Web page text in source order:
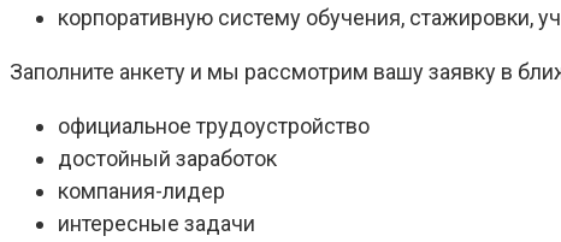
корпоративную систему обучения, стажировки,
Заполните анкету и мы рассмотрим вашу заявку в
официальное трудоустройство
достойный заработок
компания-лидер
интересные задачи